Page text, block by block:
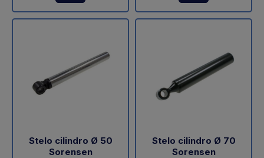
Stelo cilindro Ø 50
Sorensen
Stelo cilindro Ø 70
Sorensen